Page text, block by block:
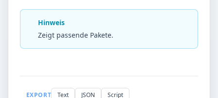
Hinweis
Zeigt passende Pakete.
EXPORT Text JSON Script